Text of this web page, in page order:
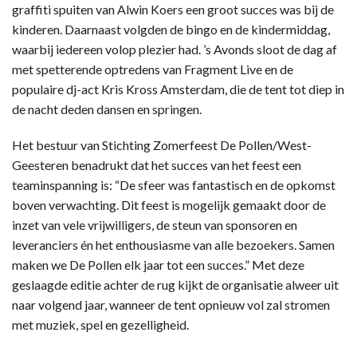
graffiti spuiten van Alwin Koers een groot succes was bij de
kinderen. Daarnaast volgden de bingo en de kindermiddag,
waarbij iedereen volop plezier had. ’s Avonds sloot de dag af
met spetterende optredens van Fragment Live en de
populaire dj-act Kris Kross Amsterdam, die de tent tot diep in
de nacht deden dansen en springen.
Het bestuur van Stichting Zomerfeest De Pollen/West-
Geesteren benadrukt dat het succes van het feest een
teaminspanning is: “De sfeer was fantastisch en de opkomst
boven verwachting. Dit feest is mogelijk gemaakt door de
inzet van vele vrijwilligers, de steun van sponsoren en
leveranciers én het enthousiasme van alle bezoekers. Samen
maken we De Pollen elk jaar tot een succes.” Met deze
geslaagde editie achter de rug kijkt de organisatie alweer uit
naar volgend jaar, wanneer de tent opnieuw vol zal stromen
met muziek, spel en gezelligheid.